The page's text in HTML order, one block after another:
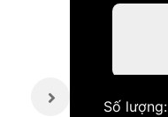
Số lượng: